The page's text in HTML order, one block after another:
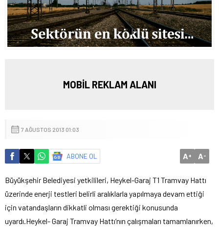
MOBİL REKLAM ALANI
7 AĞUSTOS 2013 01:03
ABONE OL A+ A-
Büyükşehir Belediyesi yetkilileri, Heykel-Garaj T1 Tramvay Hattı
üzerinde enerji testleri belirli aralıklarla yapılmaya devam ettiği
için vatandaşların dikkatli olması gerektiği konusunda
uyardı. Heykel- Garaj Tramvay Hattı’nın çalışmaları tamamlanırken,